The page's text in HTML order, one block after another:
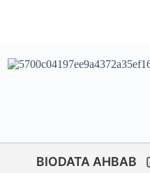
BIODATA AHBAB